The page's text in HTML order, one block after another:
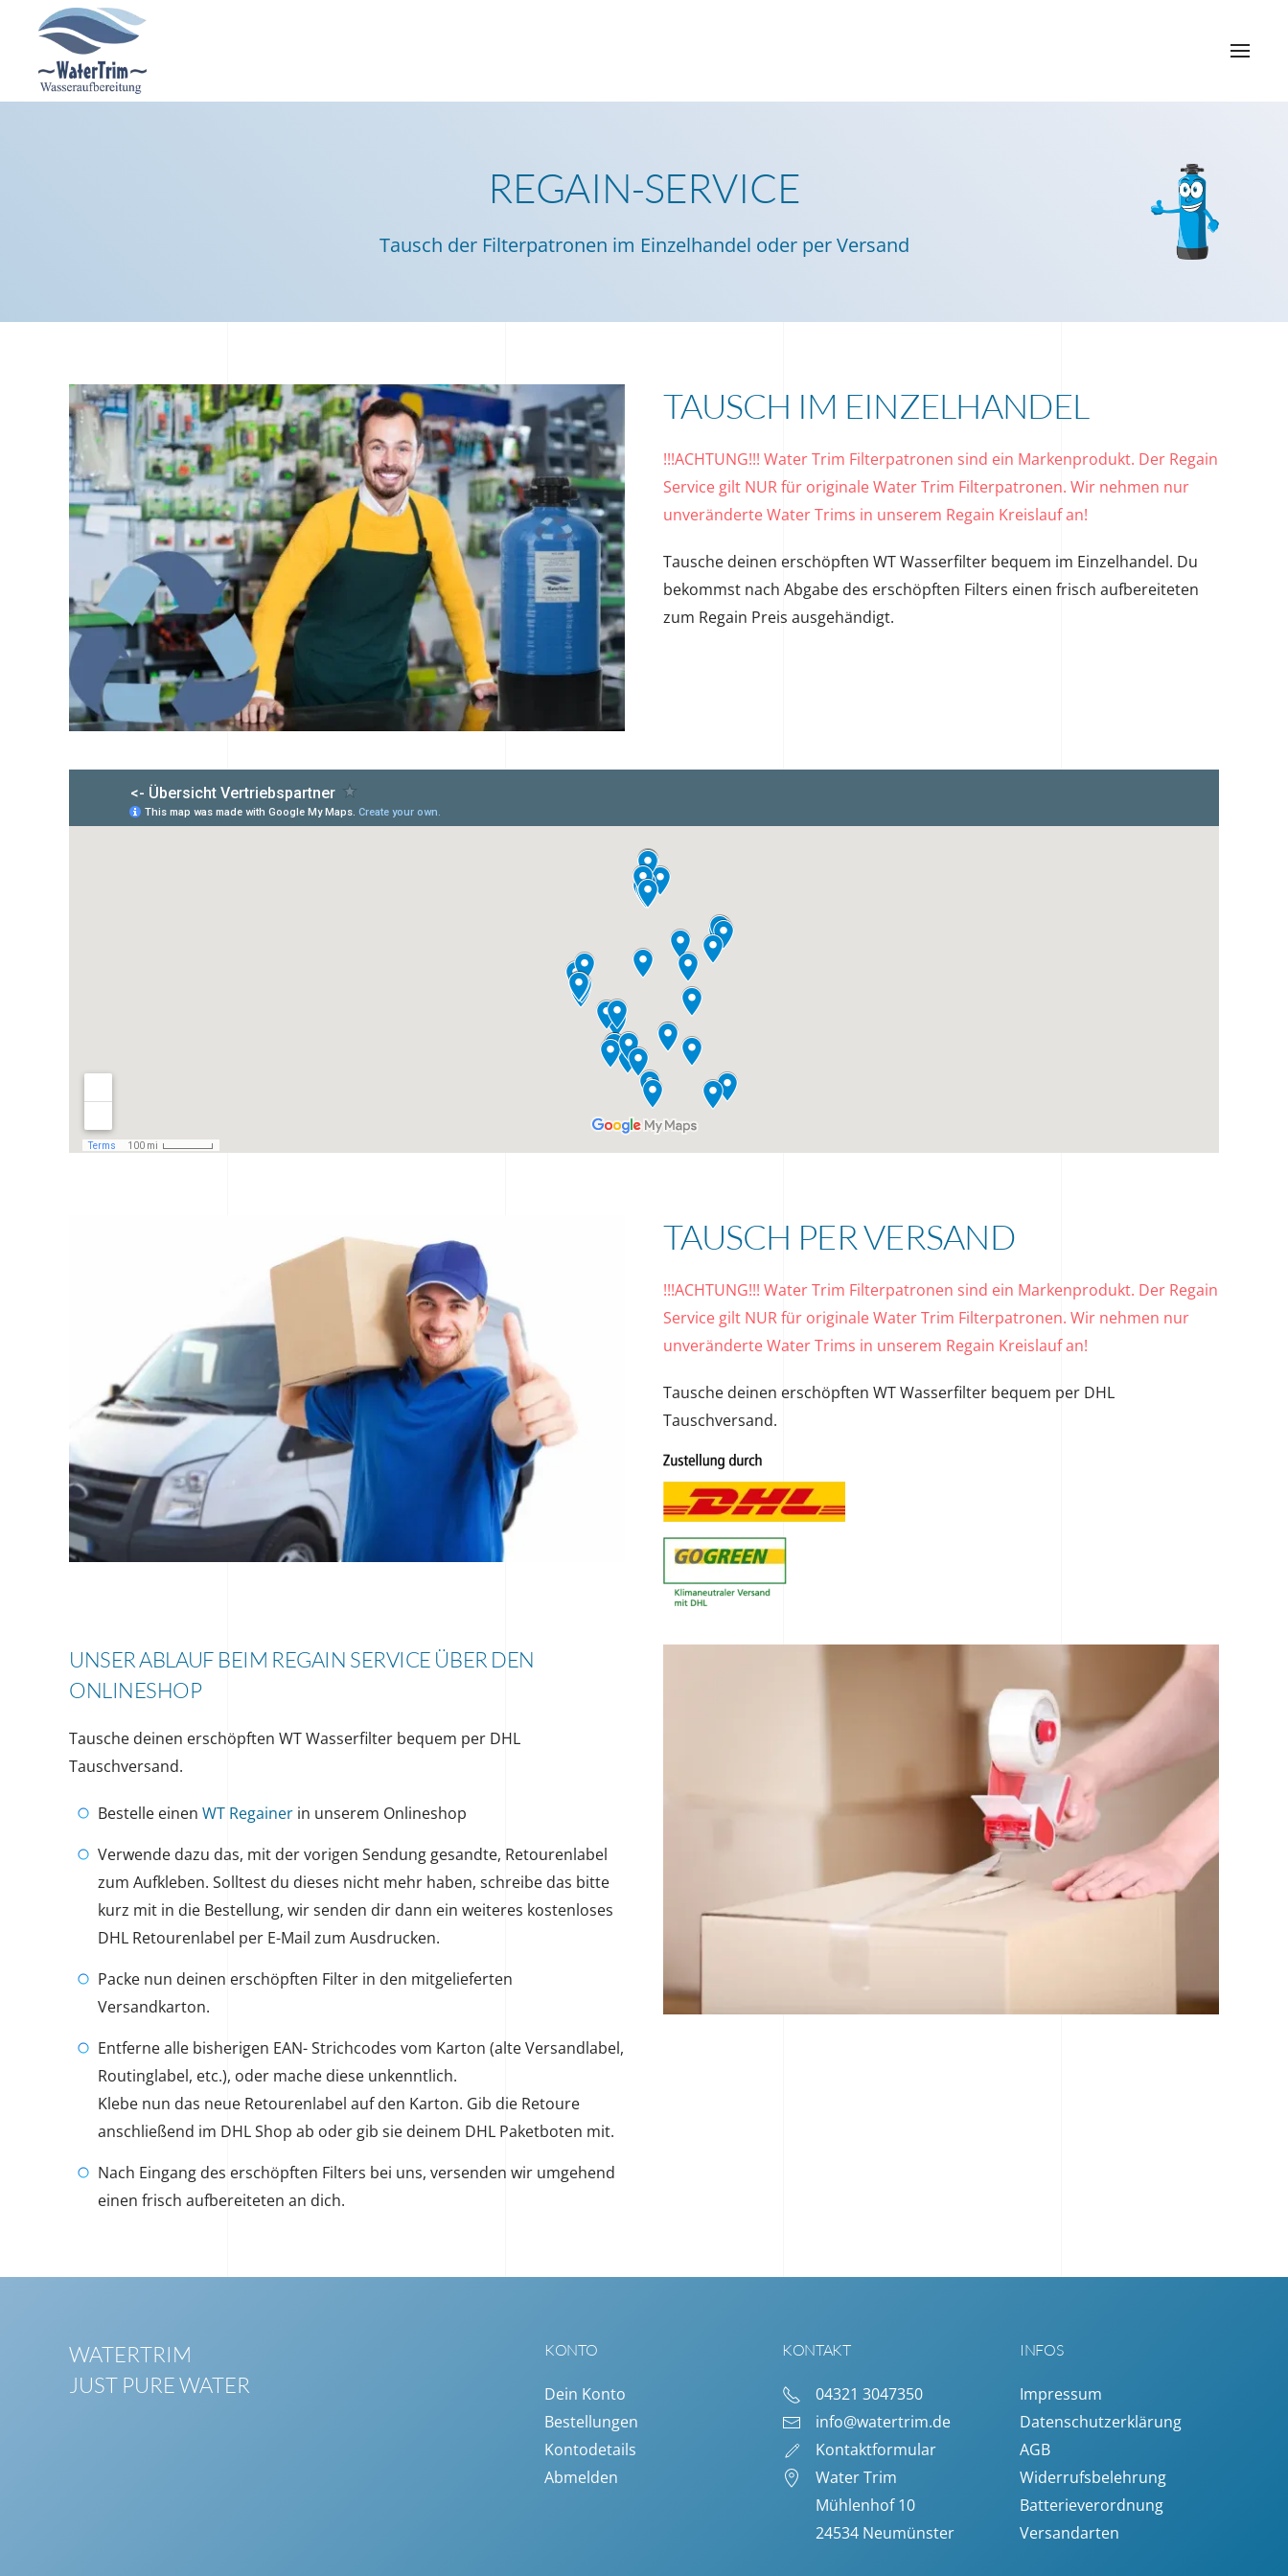
Zum Hauptinhalt springen
REGAIN-SERVICE
Tausch der Filterpatronen im Einzelhandel oder per Versand
TAUSCH IM EINZELHANDEL
!!!ACHTUNG!!! Water Trim Filterpatronen sind ein Markenprodukt. Der Regain
Service gilt NUR für originale Water Trim Filterpatronen. Wir nehmen nur
unveränderte Water Trims in unserem Regain Kreislauf an!
Tausche deinen erschöpften WT Wasserfilter bequem im Einzelhandel. Du
bekommst nach Abgabe des erschöpften Filters einen frisch aufbereiteten
zum Regain Preis ausgehändigt.
TAUSCH PER VERSAND
!!!ACHTUNG!!! Water Trim Filterpatronen sind ein Markenprodukt. Der Regain
Service gilt NUR für originale Water Trim Filterpatronen. Wir nehmen nur
unveränderte Water Trims in unserem Regain Kreislauf an!
Tausche deinen erschöpften WT Wasserfilter bequem per DHL
Tauschversand.
UNSER ABLAUF BEIM REGAIN SERVICE ÜBER DEN
ONLINESHOP
Tausche deinen erschöpften WT Wasserfilter bequem per DHL
Tauschversand.
Bestelle einen WT Regainer in unserem Onlineshop
Verwende dazu das, mit der vorigen Sendung gesandte, Retourenlabel
zum Aufkleben. Solltest du dieses nicht mehr haben, schreibe das bitte
kurz mit in die Bestellung, wir senden dir dann ein weiteres kostenloses
DHL Retourenlabel per E-Mail zum Ausdrucken.
Packe nun deinen erschöpften Filter in den mitgelieferten
Versandkarton.
Entferne alle bisherigen EAN- Strichcodes vom Karton (alte Versandlabel,
Routinglabel, etc.), oder mache diese unkenntlich.
Klebe nun das neue Retourenlabel auf den Karton. Gib die Retoure
anschließend im DHL Shop ab oder gib sie deinem DHL Paketboten mit.
Nach Eingang des erschöpften Filters bei uns, versenden wir umgehend
einen frisch aufbereiteten an dich.
WATERTRIM
JUST PURE WATER
KONTO
Dein Konto
Bestellungen
Kontodetails
Abmelden
KONTAKT
04321 3047350
info@watertrim.de
Kontaktformular
Water Trim
Mühlenhof 10
24534 Neumünster
INFOS
Impressum
Datenschutzerklärung
AGB
Widerrufsbelehrung
Batterieverordnung
Versandarten